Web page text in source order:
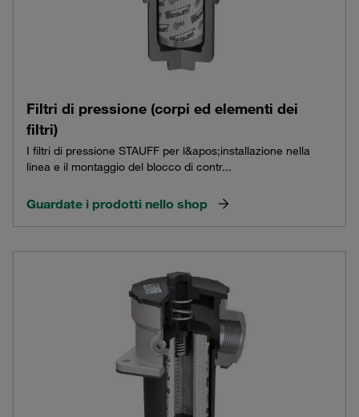
Filtri di pressione (corpi ed elementi dei
filtri)
I filtri di pressione STAUFF per l&apos;installazione nella
linea e il montaggio del blocco di contr...
Guardate i prodotti nello shop